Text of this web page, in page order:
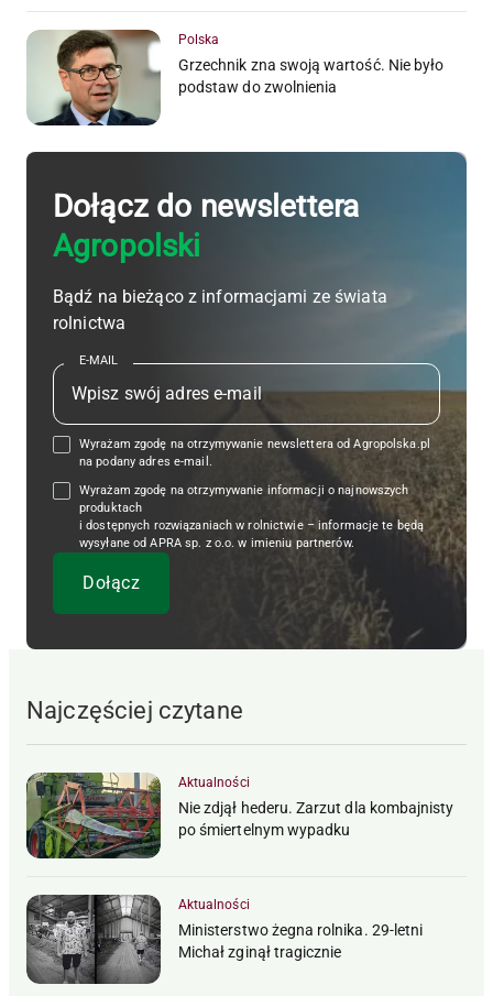
Polska
Grzechnik zna swoją wartość. Nie było
podstaw do zwolnienia
Dołącz do newslettera
Agropolski
Bądź na bieżąco z informacjami ze świata
rolnictwa
E-MAIL
Wyrażam zgodę na otrzymywanie newslettera od Agropolska.pl
na podany adres e-mail.
Wyrażam zgodę na otrzymywanie informacji o najnowszych
produktach
i dostępnych rozwiązaniach w rolnictwie – informacje te będą
wysyłane od APRA sp. z o.o. w imieniu partnerów.
Najczęściej czytane
Aktualności
Nie zdjął hederu. Zarzut dla kombajnisty
po śmiertelnym wypadku
Aktualności
Ministerstwo żegna rolnika. 29-letni
Michał zginął tragicznie